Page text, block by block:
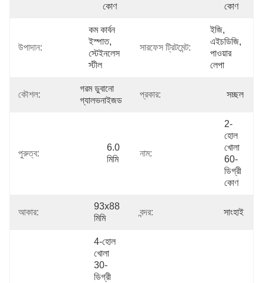
কোণ
কোণ
উপাদান:
কম কার্বন
ইস্পাত,
স্টেইনলেস
স্টীল
সারফেস ট্রিটমেন্ট:
ইজি,
এইচডিজি,
পাওয়ার
লেপা
কৌশল:
গরম ডুবানো
গ্যালভনাইজড
প্রকার: সচ্ছল
পুরুত্ব:
6.0
মিমি
নাম:
2-
হোল
খোলা
60-
ডিগ্রী
কোণ
আকার:
93x88
মিমি
বন্দর: সাংহাই
4-হোল
খোলা
30-
ডিগ্রী